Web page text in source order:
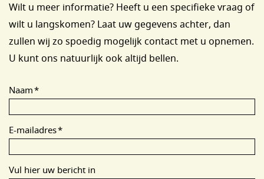
Wilt u meer informatie? Heeft u een speciﬁeke vraag of
wilt u langskomen? Laat uw gegevens achter, dan
zullen wij zo spoedig mogelijk contact met u opnemen.
U kunt ons natuurlijk ook altijd bellen.
Naam*
E-mailadres*
Vul hier uw bericht in